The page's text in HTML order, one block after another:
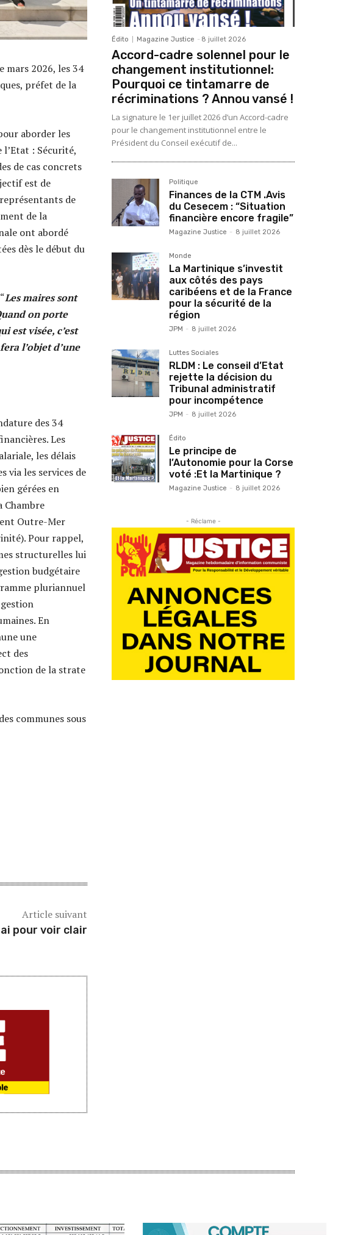
mars 2026, les 34
préfet de la
aborder les
l’Etat : Sécurité,
de cas concrets
est de
de
de la
ont abordé
dès le début du
Les maires sont
on porte
est visée, c’est
l’objet d’une
des 34
Les
les délais
via les services de
gérées en
Chambre
Outre-Mer
Pour rappel,
structurelles lui
budgétaire
pluriannuel
En
une
des
de la strate
communes sous
Article suivant
pour voir clair
Édito Magazine Justice - 8 juillet 2026
Accord-cadre solennel pour le
changement institutionnel:
Pourquoi ce tintamarre de
récriminations ? Annou vansé !
La signature le 1er juillet 2026 d’un Accord-cadre
pour le changement institutionnel entre le
Président du Conseil exécutif de...
Politique
Finances de la CTM .Avis
du Cesecem : “Situation
financière encore fragile”
Magazine Justice - 8 juillet 2026
Monde
La Martinique s’investit
aux côtés des pays
caribéens et de la France
pour la sécurité de la
région
JPM - 8 juillet 2026
Luttes Sociales
RLDM : Le conseil d’Etat
rejette la décision du
Tribunal administratif
pour incompétence
JPM - 8 juillet 2026
Édito
Le principe de
l’Autonomie pour la Corse
voté :Et la Martinique ?
Magazine Justice - 8 juillet 2026
- Réclame -